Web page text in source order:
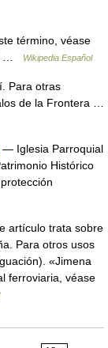
término, véase
…
Wikipedia Español
Para otras
de la Frontera …
— Iglesia Parroquial
Histórico
artículo trata sobre
Para otros usos
«Jimena
ferroviaria, véase